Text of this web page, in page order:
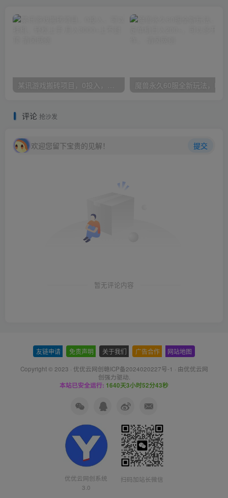
某讯游戏搬砖项目，0投入，可以挂机，轻松上手,月入3000+上不封顶
评论 抢沙发
欢迎您留下宝贵的见解！ 提交
暂无评论内容
友链申请 免责声明 关于我们 广告合作 网站地图
Copyright © 2023 · 优优云网创赣ICP备2024020227号-1 · 由优优云网
创强力驱动.
本站已安全运行: 1640天3小时52分43秒
优优云网创系统
3.0
扫码加站长微信